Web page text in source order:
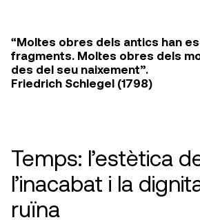
“Moltes obres dels antics han
fragments. Moltes obres dels
des del seu naixement”.
Friedrich Schlegel (1798)
Temps: l’estètica
l’inacabat i la
ruïna